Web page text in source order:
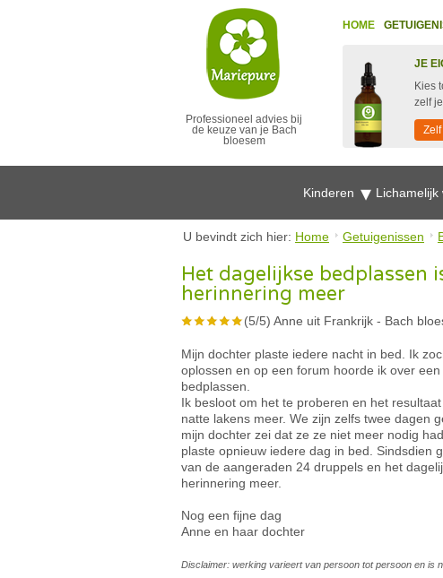
Professioneel advies bij
de keuze van je Bach
bloesem
HOME
JE
Kies
zelf
Kinderen Lichamelijk
U bevindt zich hier: Home Getuigenissen
Het dagelijkse bedplassen
herinnering meer
(5/5) Anne uit Frankrijk - Bach
Mijn dochter plaste iedere nacht in bed. Ik
oplossen en op een forum hoorde ik over
bedplassen.
Ik besloot om het te proberen en het
natte lakens meer. We zijn zelfs twee dagen
mijn dochter zei dat ze ze niet meer nodig
plaste opnieuw iedere dag in bed. Sindsdien
van de aangeraden 24 druppels en het
herinnering meer.
Nog een fijne dag
Anne en haar dochter
Disclaimer: werking varieert van persoon tot persoon en is